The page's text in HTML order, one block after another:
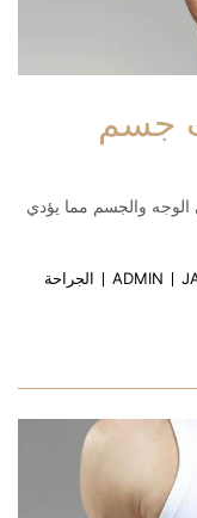
جسم
الوجه والجسم مما يؤدي
ADMIN
الجراحة